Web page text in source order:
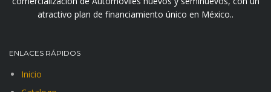
atractivo plan de financiamiento único en México..
ENLACES RÁPIDOS
Inicio